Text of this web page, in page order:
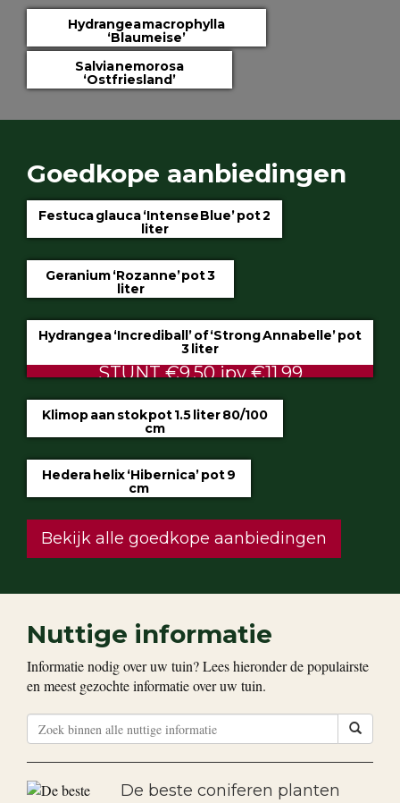
Hydrangea macrophylla
‘Blaumeise’
Salvia nemorosa
‘Ostfriesland’
Goedkope aanbiedingen
Festuca glauca ‘Intense Blue’ pot 2
liter
Geranium ‘Rozanne’ pot 3
liter
Hydrangea ‘Incrediball’ of ‘Strong Annabelle’ pot
3 liter
STUNT €9.50 ipv €11.99
Klimop aan stok pot 1.5 liter 80/100
cm
Hedera helix ‘Hibernica’ pot 9
cm
Bekijk alle goedkope aanbiedingen
Nuttige informatie
Informatie nodig over uw tuin? Lees hieronder de populairste
en meest gezochte informatie over uw tuin.
De beste coniferen planten